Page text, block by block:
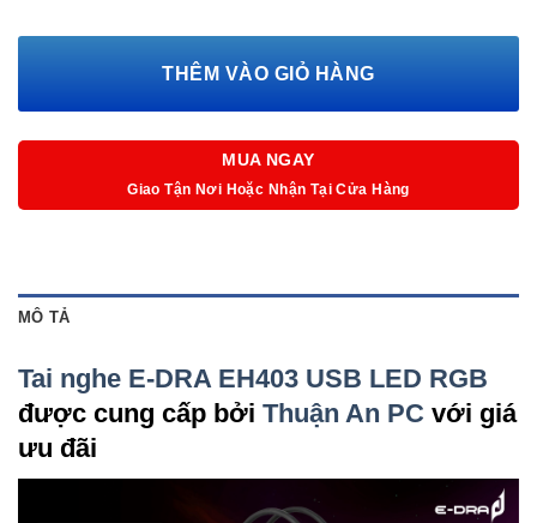
THÊM VÀO GIỎ HÀNG
MUA NGAY
Giao Tận Nơi Hoặc Nhận Tại Cửa Hàng
MÔ TẢ
Tai nghe E-DRA EH403 USB LED RGB
được cung cấp bởi Thuận An PC với giá
ưu đãi